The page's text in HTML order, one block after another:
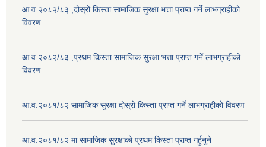
आ.व.२०८२/८३ ,दोस्रो किस्ता सामाजिक सुरक्षा भत्ता प्राप्त गर्ने लाभग्राहीको
विवरण
आ.व.२०८२/८३ ,प्रथम किस्ता सामाजिक सुरक्षा भत्ता प्राप्त गर्ने लाभग्राहीको
विवरण
आ.व.२०८१/८२ सामाजिक सुरक्षा दोस्रो किस्ता प्राप्त गर्ने लाभग्राहीको विवरण
आ.व.२०८१/८२ मा सामाजिक सुरक्षाको प्रथम किस्ता प्राप्त गर्हुनुने